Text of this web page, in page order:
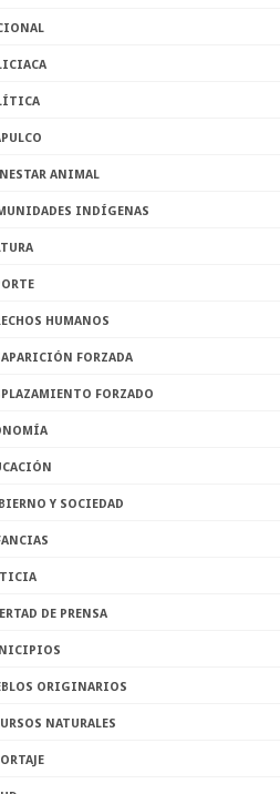
ANIMAL
INDÍGENAS
HUMANOS
FORZADA
FORZADO
Y SOCIEDAD
DE PRENSA
ORIGINARIOS
NATURALES